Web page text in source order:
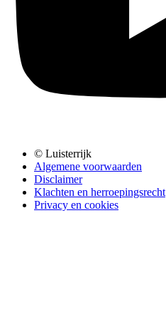
© Luisterrijk
Algemene voorwaarden
Disclaimer
Klachten en herroepingsrecht
Privacy en cookies